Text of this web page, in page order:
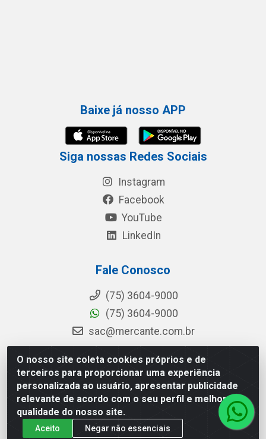
O nosso site coleta cookies próprios e de
terceiros para proporcionar uma experiência
personalizada ao usuário, apresentar publicidade
relevante de acordo com o seu perfil e melhorar a
qualidade do nosso site.
Aceito Negar não essenciais
Baixe já nosso APP
Siga nossas Redes Sociais
Instagram
Facebook
YouTube
LinkedIn
Fale Conosco
(75) 3604-9000
(75) 3604-9000
sac@mercante.com.br
Mercante Distribuidora - Rua Mercante, 699 - Aviário, Feira de
Santana/BA - CEP 44.096-218 - CNPJ 96.755.848/0001-08